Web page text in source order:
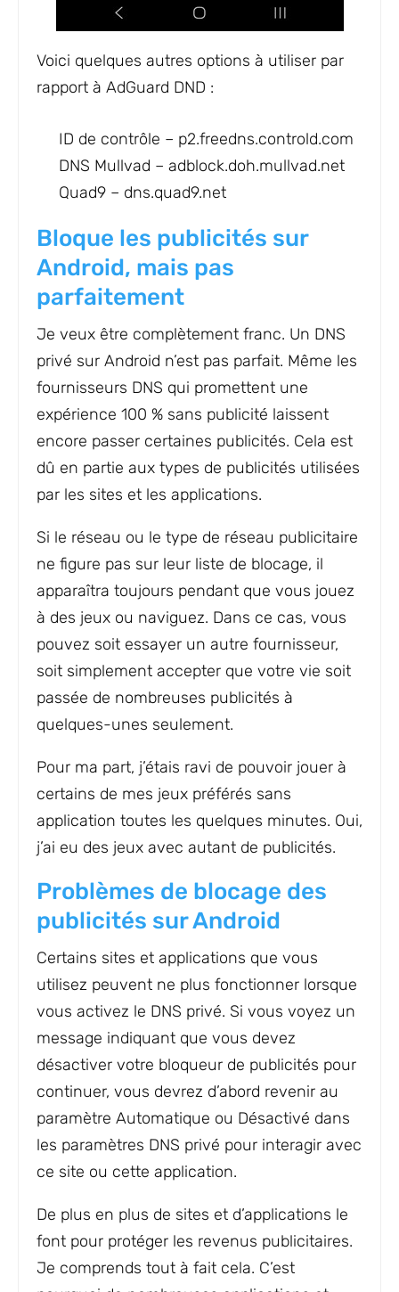
Voici quelques autres options à utiliser par
rapport à AdGuard DND :
ID de contrôle – p2.freedns.controld.com
DNS Mullvad – adblock.doh.mullvad.net
Quad9 – dns.quad9.net
Bloque les publicités sur
Android, mais pas
parfaitement
Je veux être complètement franc. Un DNS
privé sur Android n’est pas parfait. Même les
fournisseurs DNS qui promettent une
expérience 100 % sans publicité laissent
encore passer certaines publicités. Cela est
dû en partie aux types de publicités utilisées
par les sites et les applications.
Si le réseau ou le type de réseau publicitaire
ne figure pas sur leur liste de blocage, il
apparaîtra toujours pendant que vous jouez
à des jeux ou naviguez. Dans ce cas, vous
pouvez soit essayer un autre fournisseur,
soit simplement accepter que votre vie soit
passée de nombreuses publicités à
quelques-unes seulement.
Pour ma part, j’étais ravi de pouvoir jouer à
certains de mes jeux préférés sans
application toutes les quelques minutes. Oui,
j’ai eu des jeux avec autant de publicités.
Problèmes de blocage des
publicités sur Android
Certains sites et applications que vous
utilisez peuvent ne plus fonctionner lorsque
vous activez le DNS privé. Si vous voyez un
message indiquant que vous devez
désactiver votre bloqueur de publicités pour
continuer, vous devrez d’abord revenir au
paramètre Automatique ou Désactivé dans
les paramètres DNS privé pour interagir avec
ce site ou cette application.
De plus en plus de sites et d’applications le
font pour protéger les revenus publicitaires.
Je comprends tout à fait cela. C’est